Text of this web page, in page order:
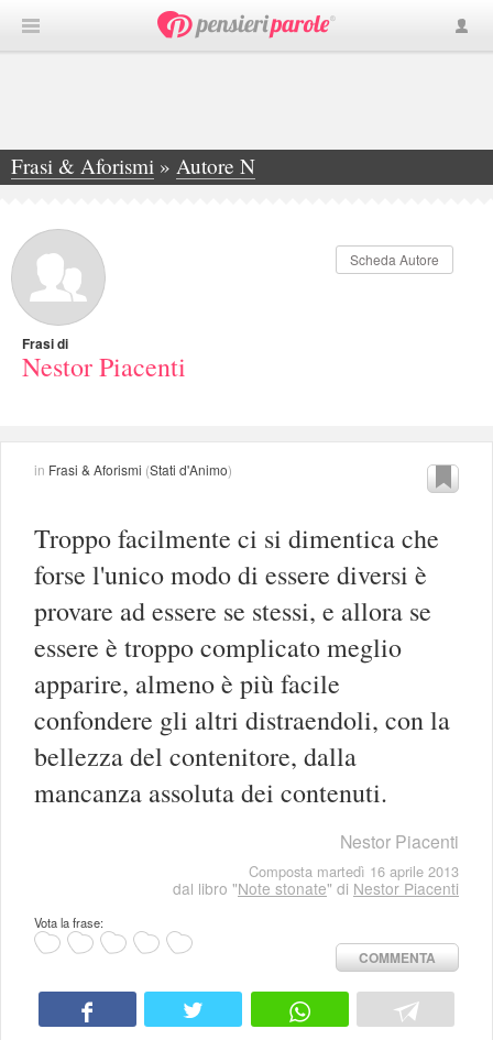
Frasi & Aforismi » Autore N
»Nestor Piacenti
Scheda Autore
Frasi di
Nestor Piacenti
in Frasi & Aforismi (Stati d'Animo)
Troppo facilmente ci si dimentica che
forse l'unico modo di essere diversi è
provare ad essere se stessi, e allora se
essere è troppo complicato meglio
apparire, almeno è più facile
confondere gli altri distraendoli, con la
bellezza del contenitore, dalla
mancanza assoluta dei contenuti.
Nestor Piacenti
Composta martedì 16 aprile 2013
dal libro "Note stonate" di Nestor Piacenti
Vota la frase:
COMMENTA